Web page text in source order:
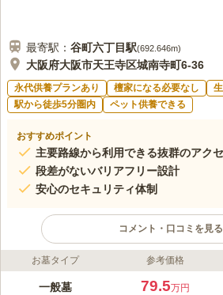
最寄駅： 谷町六丁目駅(692.646m)
大阪府大阪市天王寺区城南寺町6-36
永代供養プランあり 檀家になる必要なし
駅から徒歩5分圏内
ペット供養できる
おすすめポイント
主要路線から利用できる抜群のアク
段差がないバリアフリー設計
安心のセキュリティ体制
コメント・口コミを見る
ライフドット編集部のコメント
平成26年5月に開苑した比較的新しい
お墓タイプ 参考価格
一般墓 79.5万円